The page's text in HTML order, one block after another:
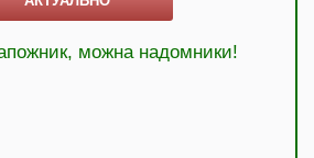
можна надомники!